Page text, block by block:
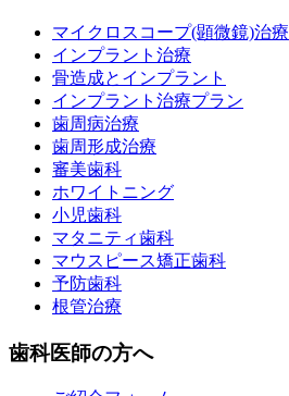
マイクロスコープ(顕微鏡)治療
インプラント治療
骨造成とインプラント
インプラント治療プラン
歯周病治療
歯周形成治療
審美歯科
ホワイトニング
小児歯科
マタニティ歯科
マウスピース矯正歯科
予防歯科
根管治療
歯科医師の方へ